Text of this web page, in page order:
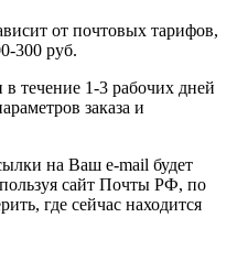
от почтовых тарифов,
300 руб.
в течение 1-3 рабочих дней
заказа и
на Ваш e-mail будет
сайт Почты РФ, по
где сейчас находится